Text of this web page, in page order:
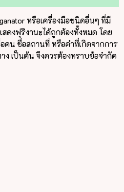
หรือเครื่องมือชนิดอื่นๆ ที่มี
ดงฟุริงานะได้ถูกต้องทั้งหมด โดย
คน ชื่อสถานที่ หรือคำที่เกิดจากการ
ง เป็นต้น จึงควรต้องทราบข้อจำกัด